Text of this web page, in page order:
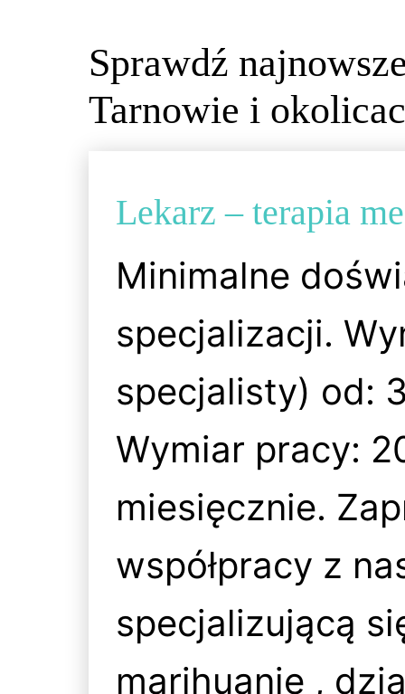
Sprawdź
Tarnowie i
Lekarz – terapia
Minimalne
specjalizacji.
specjalisty) od:
Wymiar pracy:
miesięcznie.
współpracy z
specjalizującą
marihuanie ,